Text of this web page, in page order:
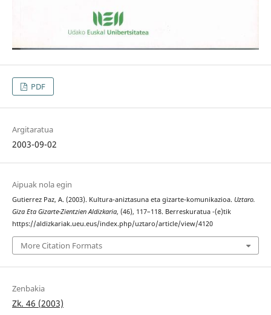
PDF
Argitaratua
2003-09-02
Aipuak nola egin
Gutierrez Paz, A. (2003). Kultura-aniztasuna eta gizarte-komunikazioa. Uztaro.
Giza Eta Gizarte-Zientzien Aldizkaria, (46), 117–118. Berreskuratua -(e)tik
https://aldizkariak.ueu.eus/index.php/uztaro/article/view/4120
More Citation Formats
Zenbakia
Zk. 46 (2003)